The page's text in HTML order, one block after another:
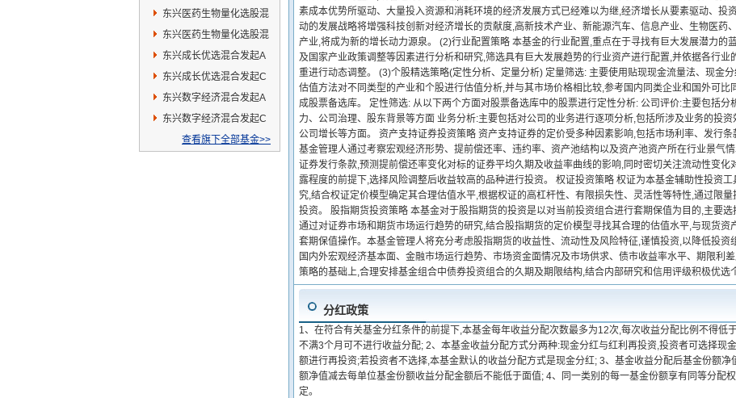
东兴医药生物量化选股混
合A
东兴医药生物量化选股混
合C
东兴成长优选混合发起A
东兴成长优选混合发起C
东兴数字经济混合发起A
东兴数字经济混合发起C
查看旗下全部基金>>
素成本优势所驱动、大量投入资源和消耗环境的经济发展方式已经难以为继,经济增长从要素驱动、投
动的发展战略将增强科技创新对经济增长的贡献度,高新技术产业、新能源汽车、信息产业、生物医药
产业,将成为新的增长动力源泉。 (2)行业配置策略 本基金的行业配置,重点在于寻找有巨大发展潜力的
及国家产业政策调整等因素进行分析和研究,筛选具有巨大发展趋势的行业资产进行配置,并依据各行
重进行动态调整。 (3)个股精选策略(定性分析、定量分析) 定量筛选: 主要使用贴现现金流量法、现金
估值方法对不同类型的产业和个股进行估值分析,并与其市场价格相比较,参考国内同类企业和国外可
成股票备选库。 定性筛选: 从以下两个方面对股票备选库中的股票进行定性分析: 公司评价:主要包括
力、公司治理、股东背景等方面 业务分析:主要包括对公司的业务进行逐项分析,包括所涉及业务的投资
公司增长等方面。 资产支持证券投资策略 资产支持证券的定价受多种因素影响,包括市场利率、发行
基金管理人通过考察宏观经济形势、提前偿还率、违约率、资产池结构以及资产池资产所在行业景气
证券发行条款,预测提前偿还率变化对标的证券平均久期及收益率曲线的影响,同时密切关注流动性变
露程度的前提下,选择风险调整后收益较高的品种进行投资。 权证投资策略 权证为本基金辅助性投资
究,结合权证定价模型确定其合理估值水平,根据权证的高杠杆性、有限损失性、灵活性等特性,通过限
投资。 股指期货投资策略 本基金对于股指期货的投资是以对当前投资组合进行套期保值为目的,主要选
通过对证券市场和期货市场运行趋势的研究,结合股指期货的定价模型寻找其合理的估值水平,与现货
套期保值操作。本基金管理人将充分考虑股指期货的收益性、流动性及风险特征,谨慎投资,以降低投
国内外宏观经济基本面、金融市场运行趋势、市场资金面情况及市场供求、债市收益率水平、期限利
策略的基础上,合理安排基金组合中债券投资组合的久期及期限结构,结合内部研究和信用评级积极优选
分红政策
1、在符合有关基金分红条件的前提下,本基金每年收益分配次数最多为12次,每次收益分配比例不得低
不满3个月可不进行收益分配; 2、本基金收益分配方式分两种:现金分红与红利再投资,投资者可选择现
额进行再投资;若投资者不选择,本基金默认的收益分配方式是现金分红; 3、基金收益分配后基金份额
额净值减去每单位基金份额收益分配金额后不能低于面值; 4、同一类别的每一基金份额享有同等分配
定。